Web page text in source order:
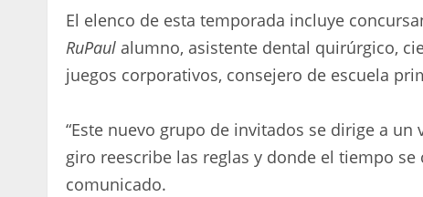
El elenco de esta temporada incluye
RuPaul alumno, asistente dental quirúrgico,
juegos corporativos, consejero de escuela
“Este nuevo grupo de invitados se dirige a
giro reescribe las reglas y donde el tiempo
comunicado.